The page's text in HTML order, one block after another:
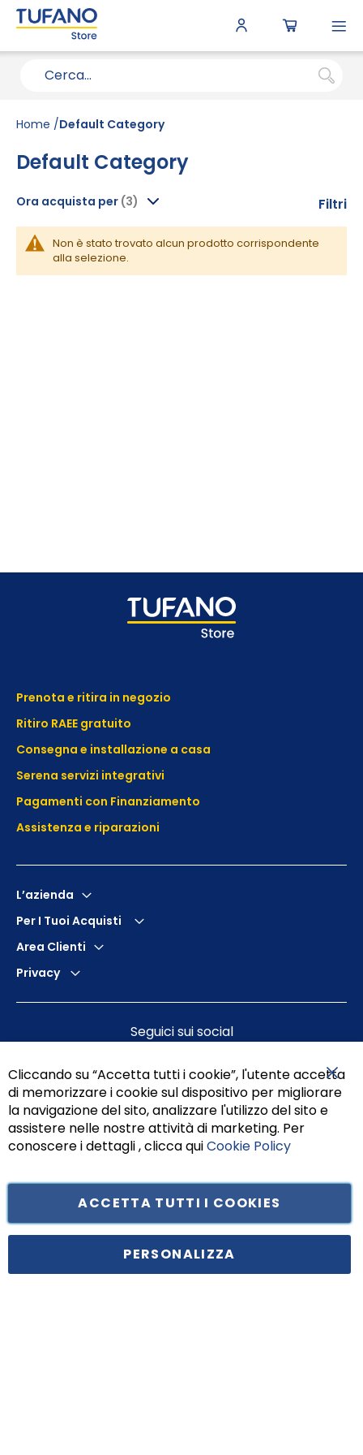
Home Default Category
Default Category
Non è stato trovato alcun prodotto corrispondente
alla selezione.
Filtri
Ora acquista per
Prenota e ritira in negozio
Ritiro RAEE gratuito
Consegna e installazione a casa
Serena servizi integrativi
Pagamenti con Finanziamento
Assistenza e riparazioni
L’azienda
Per I Tuoi Acquisti
Area Clienti
Privacy
Seguici sui social
Principe di Piemonte 199, cap. 80026 Casoria (NA) - C.F. 05834470634 -
Cliccando su “Accetta tutti i cookie”, l'utente accetta
di memorizzare i cookie sul dispositivo per migliorare
la navigazione del sito, analizzare l'utilizzo del sito e
assistere nelle nostre attività di marketing. Per
conoscere i dettagli , clicca quiCookie Policy
ACCETTA TUTTI I COOKIES
PERSONALIZZA